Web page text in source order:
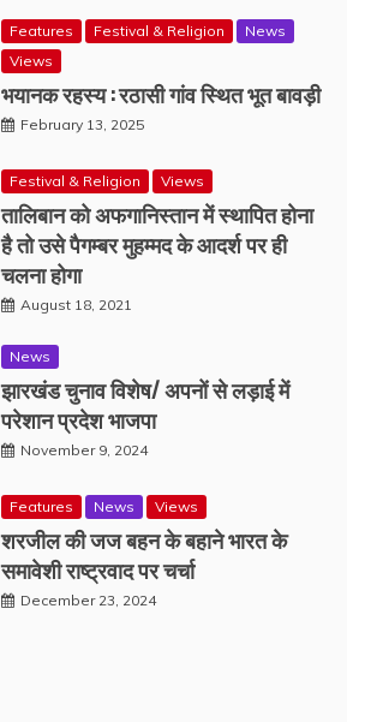
Features Festival & Religion
News
Views
भयानक रहस्य : रठासी गांव स्थित भूत बावड़ी
February 13, 2025
Festival & Religion Views
तालिबान को अफगानिस्तान में स्थापित होना
है तो उसे पैगम्बर मुहम्मद के आदर्श पर ही
चलना होगा
August 18, 2021
News
झारखंड चुनाव विशेष/ अपनों से लड़ाई में
परेशान प्रदेश भाजपा
November 9, 2024
Features News Views
शरजील की जज बहन के बहाने भारत के
समावेशी राष्ट्रवाद पर चर्चा
December 23, 2024